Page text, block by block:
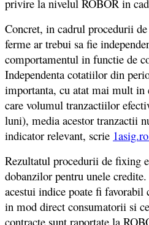
privire la nivelul ROBOR in
Concret, in cadrul procedurii
ferme ar trebui sa fie
comportamentul in functie de
Independenta cotatiilor din
importanta, cu atat mai mult
care volumul tranzactiilor
luni), media acestor tranzactii
indicator relevant, scrie
Rezultatul procedurii de fixing
dobanzilor pentru unele
acestui indice poate fi favorabil
in mod direct consumatorii si
contracte sunt raportate la